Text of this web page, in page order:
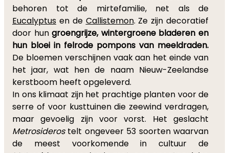
behoren tot de mirtefamilie, net als de
Eucalyptus en de Callistemon. Ze zijn decoratief
door hungroengrijze, wintergroene bladeren en
hun bloei in felrode pompons van meeldraden.
De bloemen verschijnen vaak aan het einde van
het jaar, wat hen de naam Nieuw-Zeelandse
kerstboom heeft opgeleverd.
In ons klimaat zijn het prachtige planten voor de
serre of voor kusttuinen die zeewind verdragen,
maar gevoelig zijn voor vorst. Het geslacht
Metrosiderostelt ongeveer 53 soorten waarvan
de meest voorkomende in cultuur de